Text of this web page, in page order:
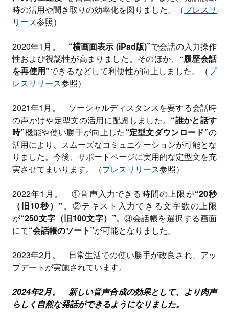
時の活用や聞き取りの効率化を図りました。（プレスリ
リース参照）
2020年1月。 “横画面表示 (iPad版)”で会話の入力操作
性および視認性が高まりました。そのほか、 “履歴会話
を再使用”できるなどして利便性が向上しました。（プ
レスリリース参照）
2021年1月。 ソーシャルディスタンスを要する会話時
の声かけや定型文の活用に配慮しました。 “誰かと話す
時”機能や使い勝手が向上した“定型文ダウンロード”の
活用により、スムーズなコミュニケーションが可能とな
りました。今後、サポートページに実用的な定型文を充
実させてまいります。（プレスリリース参照）
2022年1月。 ①音声入力できる時間の上限が“20秒
（旧10秒）”。②テキスト入力できる文字数の上限
が“250文字（旧100文字）”。③会話帳を選択する画面
にて“会話帳のソート”が可能となりました。
2023年2月。 日常生活での使い勝手が改良され、アッ
プデートが実施されています。
2024年2月。 新しい音声合成の効果として、より肉声
らしく自然な発話ができるようになりました。